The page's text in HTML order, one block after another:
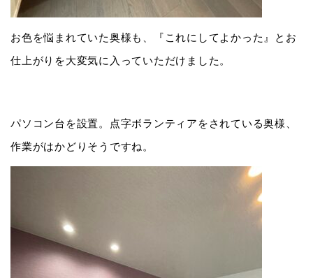
お色を悩まれていた奥様も、『これにしてよかった』とお
仕上がりを大変気に入っていただけました。
パソコン台を設置。点字ボランティアをされている奥様、
作業がはかどりそうですね。